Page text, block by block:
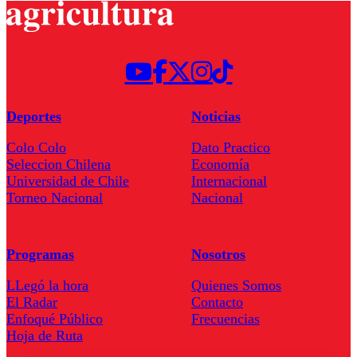
Deportes
Colo Colo
Seleccion Chilena
Universidad de Chile
Torneo Nacional
Noticias
Dato Practico
Economía
Internacional
Nacional
Programas
LLegó la hora
El Radar
Enfoqué Público
Hoja de Ruta
Nosotros
Quienes Somos
Contacto
Frecuencias